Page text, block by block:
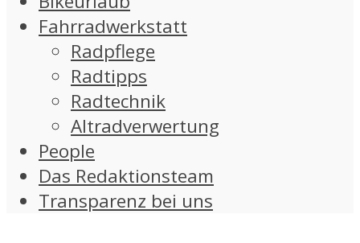
Fahrradwerkstatt
Radpflege
Radtipps
Radtechnik
Altradverwertung
People
Das Redaktionsteam
Transparenz bei uns